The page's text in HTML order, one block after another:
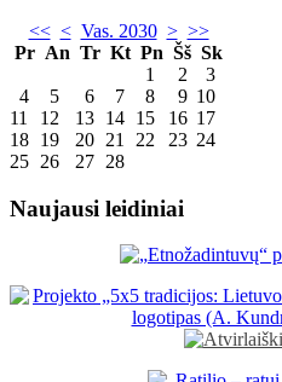
<< < Vas. 2030 > >>
Pr An Tr Kt Pn Šš Sk
1
2
3
4
5 6 7 8 9 10
11
12 13 14 15 16 17
18 19 20 21 22 23 24
25 26 27 28
Naujausi leidiniai